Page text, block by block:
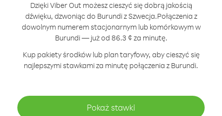
Dzięki Viber Out możesz cieszyć się dobrą jakością
dźwięku, dzwoniąc do Burundi z Szwecja.Połączenia z
dowolnym numerem stacjonarnym lub komórkowym w
Burundi — już od 86.3 ¢ za minutę.
Kup pakiety środków lub plan taryfowy, aby cieszyć się
najlepszymi stawkami za minutę połączenia z Burundi.
Pokaż stawki